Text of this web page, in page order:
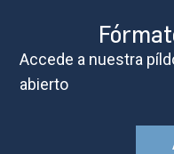
Accede a nuestra
abierto